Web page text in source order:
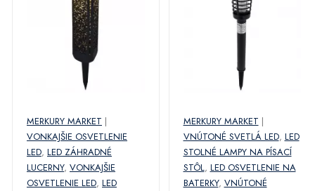
MERKURY MARKET |
VONKAJŠIE OSVETLENIE
LED, LED ZÁHRADNÉ
LUCERNY, VONKAJŠIE
OSVETLENIE LED, LED
MERKURY MARKET |
VNÚTONÉ SVETLÁ LED, LED
STOLNÉ LAMPY NA PÍSACÍ
STÔL, LED OSVETLENIE NA
BATERKY, VNÚTONÉ